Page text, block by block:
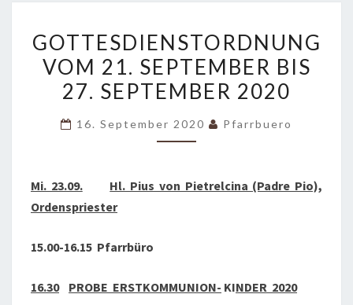
VOM
21.
SEPTEMBER
27.
GOTTESDIENSTORDNUNG
VOM 21. SEPTEMBER BIS
27. SEPTEMBER 2020
16. September 2020 Pfarrbuero
Mi. 23.09.
Hl. Pius von Pietrelcina (Padre Pio),
Ordenspriester
15.00-16.15 Pfarrbüro
16.30 PROBE ERSTKOMMUNION- KINDER 2020